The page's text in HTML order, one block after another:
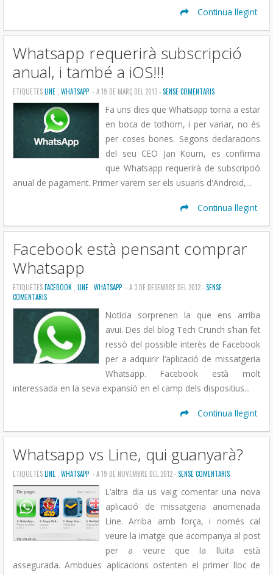
Continua llegint
Whatsapp requerirà subscripció
anual, i també a iOS!!!
ETIQUETESLINE , WHATSAPP - A 19 DE MARÇ DEL 2013 -SENSE COMENTARIS
Fa uns dies que Whatsapp torna a estar
en boca de tothom, i per variar, no és
per coses bones. Segons declaracions
del seu CEO Jan Koum, es confirma
que Whatsapp requerirà de subscripció
anual de pagament. Primer varem ser els usuaris d'Android,...
Continua llegint
Facebook està pensant comprar
Whatsapp
ETIQUETESFACEBOOK , LINE , WHATSAPP - A 3 DE DESEMBRE DEL 2012 -SENSE
COMENTARIS
Noticia sorprenen la que ens arriba
avui. Des del blog Tech Crunch s’han fet
ressò del possible interès de Facebook
per a adquirir l’aplicació de missatgeria
Whatsapp. Facebook està molt
interessada en la seva expansió en el camp dels dispositius...
Continua llegint
Whatsapp vs Line, qui guanyarà?
ETIQUETESLINE , WHATSAPP - A 19 DE NOVEMBRE DEL 2012 -SENSE COMENTARIS
L’altra dia us vaig comentar una nova
aplicació de missatgeria anomenada
Line. Arriba amb força, i només cal
veure la imatge que acompanya al post
per a veure que la lluita està
assegurada. Ambdues aplicacions ostenten el primer lloc de